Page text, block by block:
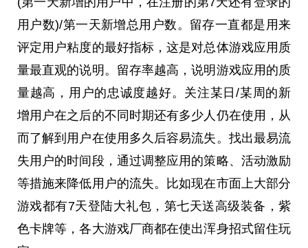
用户数)/第一天新增总用户数。留存一直都是用来
评定用户粘度的最好指标，这是对总体游戏应用质
量最直观的说明。留存率越高，说明游戏应用的质
量越高，用户的忠诚度越好。关注某日/某周的新
增用户在之后的不同时期还有多少人仍在使用，从
而了解到用户在使用多久后容易流失。找出最易流
失用户的时间段，通过调整应用的策略、活动激励
等措施来降低用户的流失。比如现在市面上大部分
游戏都有7天登陆大礼包，第七天送高级装备，紫
色卡牌等，各大游戏厂商都在使出浑身招式留住玩